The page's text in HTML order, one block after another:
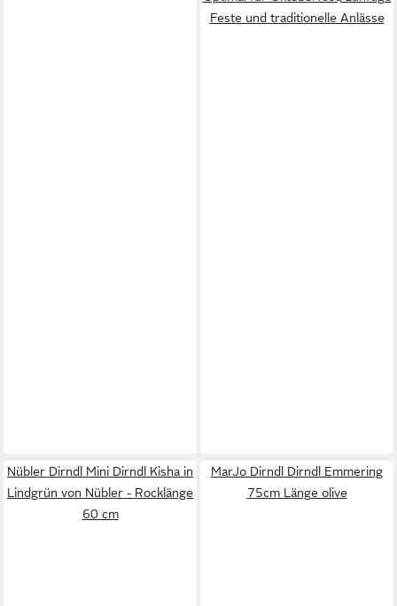
Feste und traditionelle Anlässe
Nübler Dirndl Mini Dirndl Kisha in
Lindgrün von Nübler - Rocklänge
60 cm
MarJo Dirndl Dirndl Emmering
75cm Länge olive